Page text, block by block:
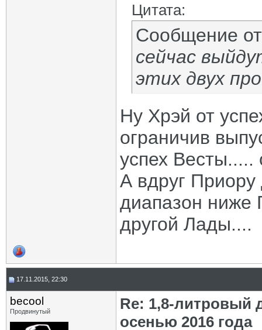
Цитата:
Сообщение
сейчас
этих двух
Ну Хрэй от
ограничив
успех
А вдруг Приору
диапазон ниже
другой Лады....
17.11.2015, 22:30
becool
Продвинутый
Re: 1,8-литровый
осенью 2016 года